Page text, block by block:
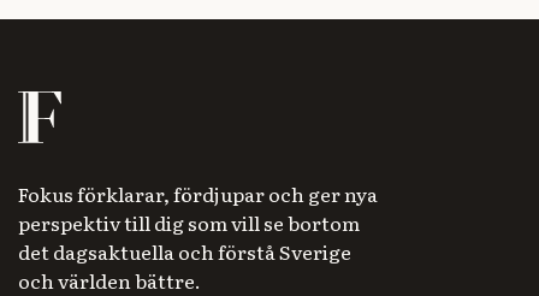
Fokus förklarar, fördjupar och ger nya
perspektiv till dig som vill se bortom
det dagsaktuella och förstå Sverige
och världen bättre.